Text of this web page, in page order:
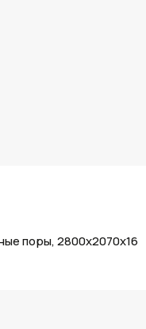
поры, 2800х2070х16